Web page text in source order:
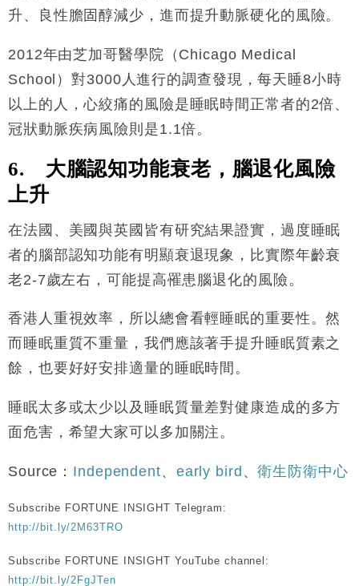
升、良性膽固醇減少，進而提升動脈硬化的風險。
2012年由芝加哥醫學院（Chicago Medical
School）對3000人進行的調查發現，每天睡8小時
以上的人，心絞痛的風險是睡眠時間正常者的2倍、
冠狀動脈疾病風險則是1.1倍。
6. 大腦認知功能衰老，腦退化風險
上升
在法國、美國與英國皆有研究結果證實，過度睡眠
者的腦部認知功能有明顯衰退現象，比實際年齡衰
老2-7歲左右，可能提高罹患腦退化的風險。
香港人重視效率，所以總會看輕睡眠的重要性。然
而睡眠重質不重量，我們應該著手提升睡眠質素之
餘，也要好好安排適量的睡眠時間。
睡眠太多或太少以及睡眠質量差對健康造成的多方
面危害，希望大家可以多加關注。
Source： Independent、 early bird 、衛生防衛中心
Subscribe FORTUNE INSIGHT Telegram:
http://bit.ly/2M63TRO
Subscribe FORTUNE INSIGHT YouTube channel:
http://bit.ly/2FgJTen